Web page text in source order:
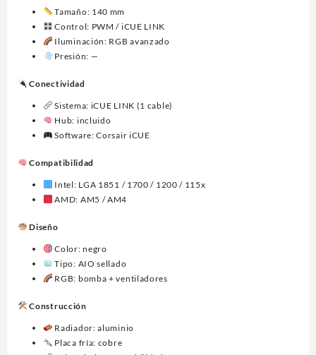
Tamaño: 140 mm
Control: PWM / iCUE LINK
Iluminación: RGB avanzado
Presión: —
Conectividad
Sistema: iCUE LINK (1 cable)
Hub: incluido
Software: Corsair iCUE
Compatibilidad
Intel: LGA 1851 / 1700 / 1200 / 115x
AMD: AM5 / AM4
Diseño
Color: negro
Tipo: AIO sellado
RGB: bomba + ventiladores
Construcción
Radiador: aluminio
Placa fría: cobre